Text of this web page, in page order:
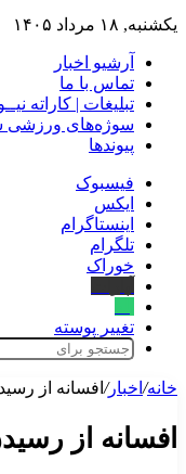
یکشنبه, ۱۸ مرداد ۱۴۰۵
آرشیو اخبار
تماس‌ با‌ ما
تبلیغات | کاراته
سوژه‌های ورزشی
پیوندها
فیسبوک
ایکس
اینستاگرام
تلگرام
خوراک
تغییر پوسته
خانه/ اخبار/ افسانه از
افسانه از